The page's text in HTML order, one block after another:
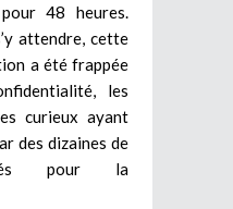
48 heures.
attendre, cette
a été frappée
les
curieux ayant
des dizaines de
pour la